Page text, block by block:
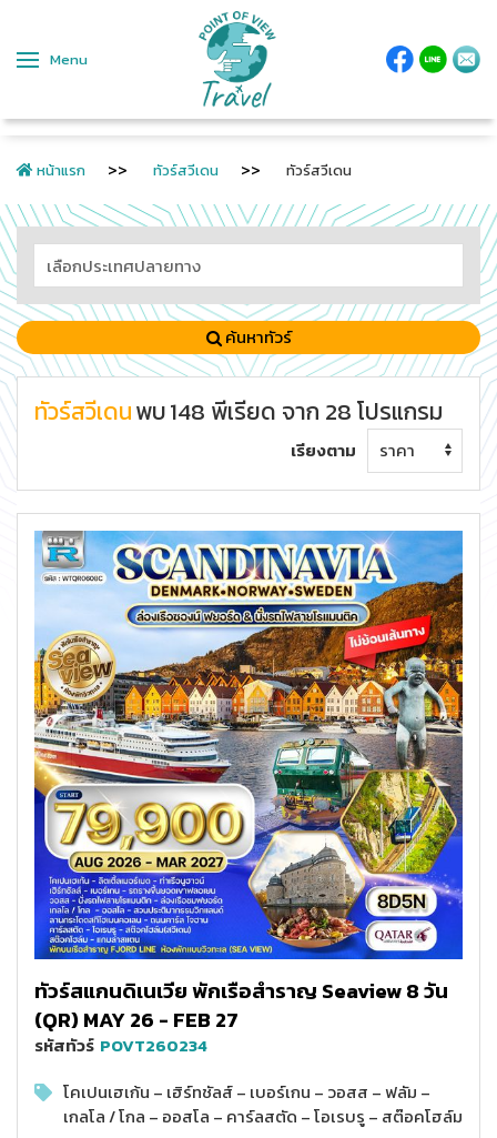
Menu
หน้าแรก ทัวร์สวีเดน ทัวร์สวีเดน
ค้นหาทัวร์
ทัวร์สวีเดนพบ148 พีเรียด จาก 28โปรแกรม
เรียงตาม
ทัวร์สแกนดิเนเวีย พักเรือสำราญ Seaview 8 วัน
(QR) MAY 26 - FEB 27
รหัสทัวร์ POVT260234
โคเปนเฮเก้น – เฮิร์ทชัลส์ – เบอร์เกน – วอสส – ฟลัม –
เกลโล / โกล – ออสโล – คาร์ลสตัด – โอเรบรู – สต๊อคโฮล์ม